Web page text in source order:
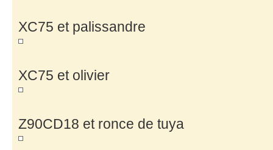
XC75 et palissandre
XC75 et olivier
Z90CD18 et ronce de tuya